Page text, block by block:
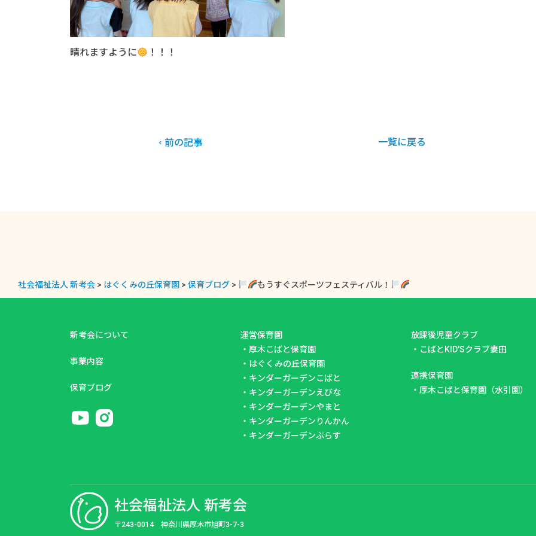
晴れますように ！！！
前の記事 一覧に戻る
社会福祉法人 新考会 > はぐくみの丘保育園 > 保育ブログ > もうすぐスポーツフェスティバル！
新考会について
事業内容
保育ブログ
運営保育園
・ 厚木こばと保育園
・ はぐくみの丘保育園
・ キンダーガーデンこばと
・ キンダーガーデンえびな
・ キンダーガーデンやまと
・ キンダーガーデンりんかん
・ キンダーガーデンぷらす
放課後児童クラブ
・ こばとKID'Sクラブ妻田
連携保育園
・ 厚木こばと保育園（水引園）
社会福祉法人 新考会
〒243-0014 神奈川県厚木市旭町3-7-3